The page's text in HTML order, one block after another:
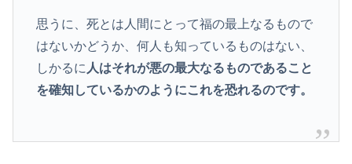
思うに、死とは人間にとって福の最上なるもので
はないかどうか、何人も知っているものはない、
しかるに 人はそれが悪の最大なるものであること
を確知しているかのようにこれを恐れるのです。